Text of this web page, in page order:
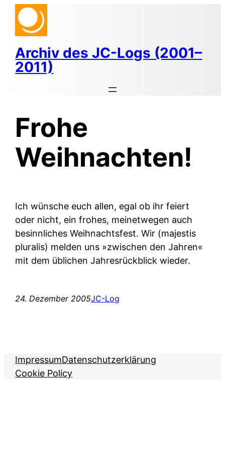
Zum
Inhalt
springen
Archiv des JC-Logs (2001–
2011)
Frohe
Weihnachten!
Ich wünsche euch allen, egal ob ihr feiert
oder nicht, ein frohes, meinetwegen auch
besinnliches Weihnachtsfest. Wir (majestis
pluralis) melden uns »zwischen den Jahren«
mit dem üblichen Jahresrückblick wieder.
24. Dezember 2005JC-Log
ImpressumDatenschutzerklärung
Cookie Policy